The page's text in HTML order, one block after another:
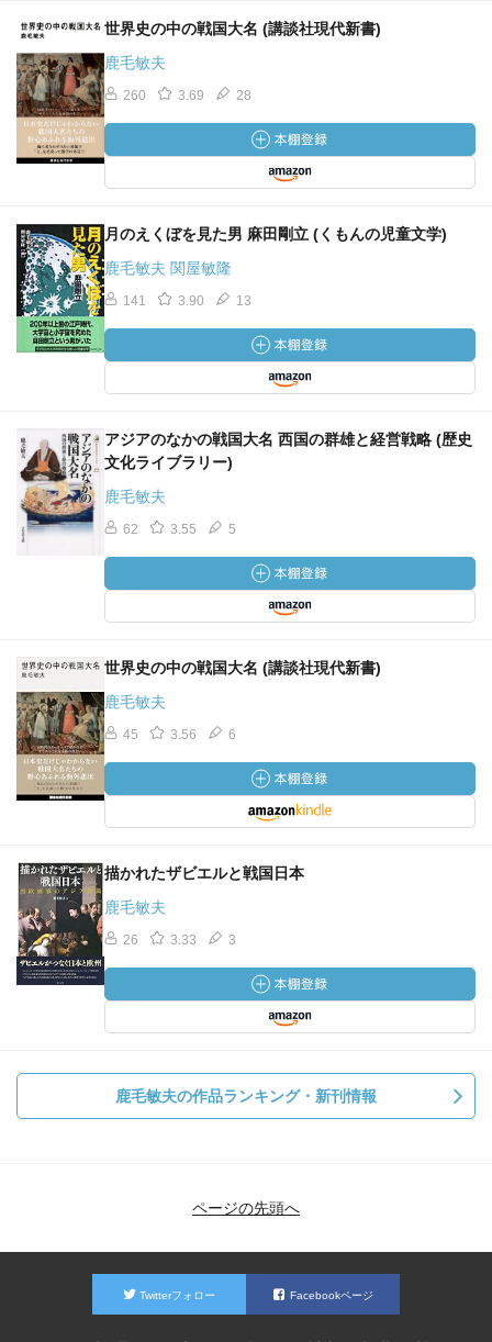
世界史の中の戦国大名 (講談社現代新書)
鹿毛敏夫
260 3.69 28
月のえくぼを見た男 麻田剛立 (くもんの児童文学)
鹿毛敏夫 関屋敏隆
141 3.90 13
アジアのなかの戦国大名 西国の群雄と経営戦略 (歴史
文化ライブラリー)
鹿毛敏夫
62 3.55 5
世界史の中の戦国大名 (講談社現代新書)
鹿毛敏夫
45 3.56 6
描かれたザビエルと戦国日本
鹿毛敏夫
26 3.33 3
鹿毛敏夫の作品ランキング・新刊情報
ページの先頭へ
Twitterフォロー Facebookページ